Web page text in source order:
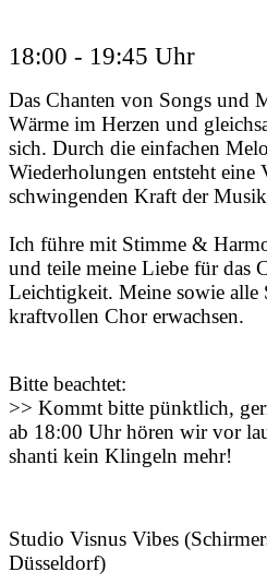
18:00 - 19:45 Uhr
Das Chanten von Songs und
Wärme im Herzen und
sich. Durch die einfachen
Wiederholungen entsteht eine
schwingenden Kraft der
Ich führe mit Stimme &
und teile meine Liebe für das
Leichtigkeit. Meine sowie alle
kraftvollen Chor erwachsen.
Bitte beachtet:
>> Kommt bitte pünktlich,
ab 18:00 Uhr hören wir vor
shanti kein Klingeln mehr!
Studio Visnus Vibes
Düsseldorf)